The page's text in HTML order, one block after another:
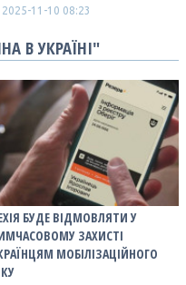
2025-11-10 08:23
В УКРАЇНІ"
БУДЕ ВІДМОВЛЯТИ У
ЗАХИСТІ
МОБІЛІЗАЦІЙНОГО